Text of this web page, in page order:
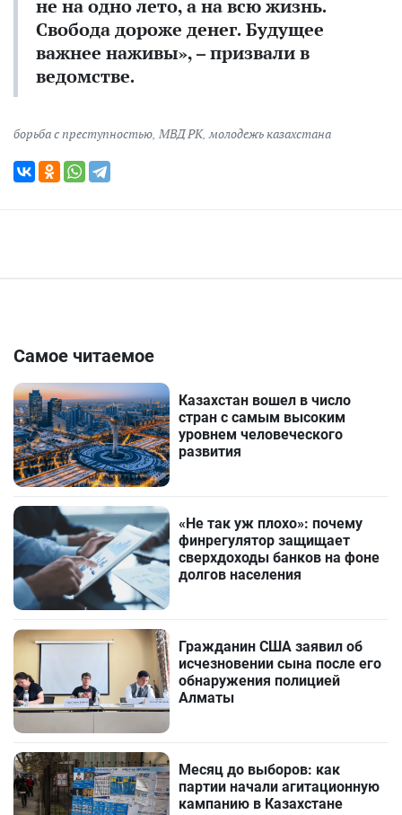
не на одно лето, а на всю жизнь.
Свобода дороже денег. Будущее
важнее наживы», – призвали в
ведомстве.
борьба с преступностью МВД РК, молодежь казахстана
Самое читаемое
Казахстан вошел в число
стран с самым высоким
уровнем человеческого
развития
«Не так уж плохо»: почему
финрегулятор защищает
сверхдоходы банков на фоне
долгов населения
Гражданин США заявил об
исчезновении сына после его
обнаружения полицией
Алматы
Месяц до выборов: как
партии начали агитационную
кампанию в Казахстане